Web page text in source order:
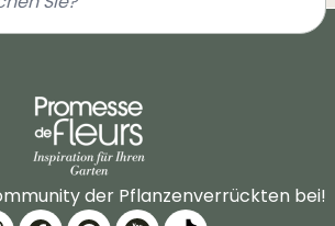
der Pflanzenverrückten bei!